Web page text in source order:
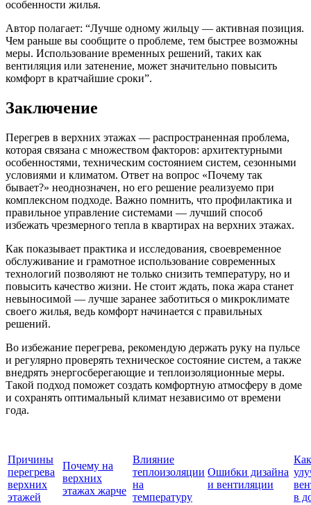
особенности жилья.
Автор полагает: “Лучше одному жильцу — активная позиция.
Чем раньше вы сообщите о проблеме, тем быстрее возможны
меры. Использование временных решений, таких как
вентиляция или затенение, может значительно повысить
комфорт в кратчайшие сроки”.
Заключение
Перегрев в верхних этажах — распространенная проблема,
которая связана с множеством факторов: архитектурными
особенностями, техническим состоянием систем, сезонными
условиями и климатом. Ответ на вопрос «Почему так
бывает?» неоднозначен, но его решение реализуемо при
комплексном подходе. Важно помнить, что профилактика и
правильное управление системами — лучший способ
избежать чрезмерного тепла в квартирах на верхних этажах.
Как показывает практика и исследования, своевременное
обслуживание и грамотное использование современных
технологий позволяют не только снизить температуру, но и
повысить качество жизни. Не стоит ждать, пока жара станет
невыносимой — лучше заранее заботиться о микроклимате
своего жилья, ведь комфорт начинается с правильных
решений.
Во избежание перегрева, рекомендую держать руку на пульсе
и регулярно проверять техническое состояние систем, а также
внедрять энергосберегающие и теплоизоляционные меры.
Такой подход поможет создать комфортную атмосферу в доме
и сохранять оптимальный климат независимо от времени
года.
Причины
перегрева
верхних
этажей
Почему на
верхних
этажах жарче
Влияние
теплоизоляции
на
температуру
Ошибки дизайна
и вентиляции
Как
в